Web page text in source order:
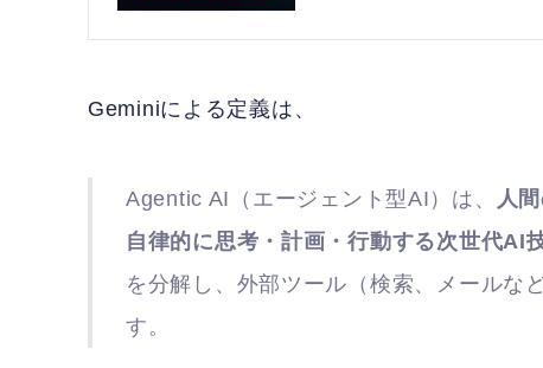
Geminiによる定義は、
Agentic AI（エージェント型AI）は、
人
自律的に思考・計画・行動する次世代AI
を分解し、外部ツール（検索、メールな
す。